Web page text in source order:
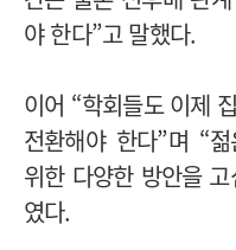
야 한다”고 말했다.
이어 “학회들도 이제
전환해야 한다”며 “
위한 다양한 방안을
였다.